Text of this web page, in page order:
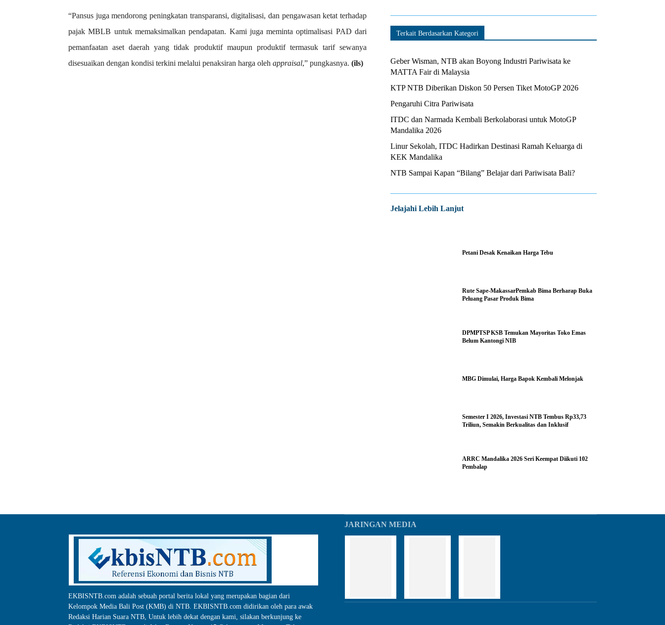
“Pansus juga mendorong peningkatan transparansi, digitalisasi, dan pengawasan ketat terhadap
pajak MBLB untuk memaksimalkan pendapatan. Kami juga meminta optimalisasi PAD dari
pemanfaatan aset daerah yang tidak produktif maupun produktif termasuk tarif sewanya
disesuaikan dengan kondisi terkini melalui penaksiran harga oleh appraisal,” pungkasnya. (ils)
Terkait Berdasarkan Kategori
Geber Wisman, NTB akan Boyong Industri Pariwisata ke
MATTA Fair di Malaysia
KTP NTB Diberikan Diskon 50 Persen Tiket MotoGP 2026
Pengaruhi Citra Pariwisata
ITDC dan Narmada Kembali Berkolaborasi untuk MotoGP
Mandalika 2026
Linur Sekolah, ITDC Hadirkan Destinasi Ramah Keluarga di
KEK Mandalika
NTB Sampai Kapan “Bilang” Belajar dari Pariwisata Bali?
Jelajahi Lebih Lanjut
Petani Desak Kenaikan Harga Tebu
Rute Sape-MakassarPemkab Bima Berharap Buka
Peluang Pasar Produk Bima
DPMPTSP KSB Temukan Mayoritas Toko Emas
Belum Kantongi NIB
MBG Dimulai, Harga Bapok Kembali Melonjak
Semester I 2026, Investasi NTB Tembus Rp33,73
Triliun, Semakin Berkualitas dan Inklusif
ARRC Mandalika 2026 Seri Keempat Diikuti 102
Pembalap
EKBISNTB.com adalah sebuah portal berita lokal yang merupakan bagian dari
Kelompok Media Bali Post (KMB) di NTB. EKBISNTB.com didirikan oleh para awak
Redaksi Harian Suara NTB, Untuk lebih dekat dengan kami, silakan berkunjung ke
JARINGAN MEDIA